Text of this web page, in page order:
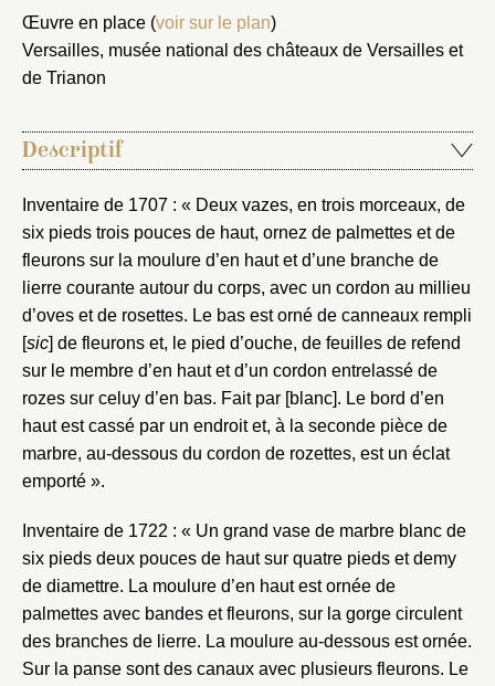
Œuvre en place (voir sur le plan)
Versailles, musée national des châteaux de Versailles et
de Trianon
Descriptif
Inventaire de 1707 : « Deux vazes, en trois morceaux, de
six pieds trois pouces de haut, ornez de palmettes et de
fleurons sur la moulure d’en haut et d’une branche de
lierre courante autour du corps, avec un cordon au millieu
d’oves et de rosettes. Le bas est orné de canneaux rempli
sic ] de fleurons et, le pied d’ouche, de feuilles de refend
sur le membre d’en haut et d’un cordon entrelassé de
rozes sur celuy d’en bas. Fait par [blanc]. Le bord d’en
haut est cassé par un endroit et, à la seconde pièce de
marbre, au-dessous du cordon de rozettes, est un éclat
emporté ».
Inventaire de 1722 : « Un grand vase de marbre blanc de
six pieds deux pouces de haut sur quatre pieds et demy
de diamettre. La moulure d’en haut est ornée de
palmettes avec bandes et fleurons, sur la gorge circulent
des branches de lierre. La moulure au-dessous est ornée.
Sur la panse sont des canaux avec plusieurs fleurons. Le